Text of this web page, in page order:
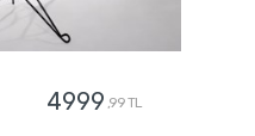
4999 ,99 TL